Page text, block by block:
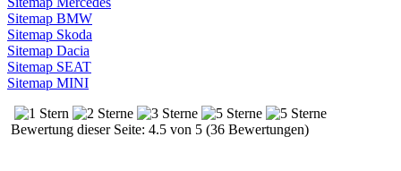
Sitemap BMW
Sitemap Skoda
Sitemap Dacia
Sitemap SEAT
Sitemap MINI
Bewertung dieser Seite: 4.5 von 5 (36 Bewertungen)